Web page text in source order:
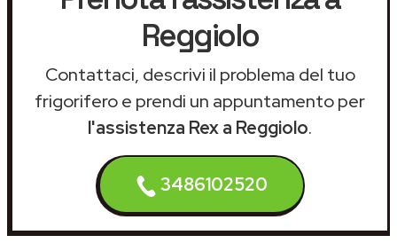
Reggiolo
Contattaci, descrivi il problema del tuo
frigorifero e prendi un appuntamento per
l'assistenza Rex a Reggiolo.
3486102520